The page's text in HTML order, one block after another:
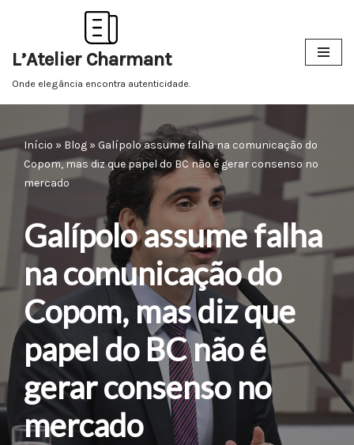
para
o
L’Atelier Charmant
Onde elegância encontra autenticidade.
Início » Blog » Galípolo assume falha na comunicação do
Copom, mas diz que papel do BC não é gerar consenso no
mercado
Galípolo assume falha
na comunicação do
Copom, mas diz que
papel do BC não é
gerar consenso no
mercado